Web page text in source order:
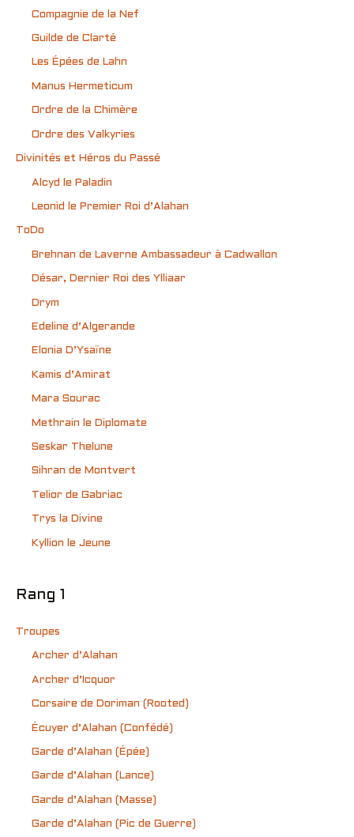
Compagnie de la Nef
Guilde de Clarté
Les Épées de Lahn
Manus Hermeticum
Ordre de la Chimère
Ordre des Valkyries
Divinités et Héros du Passé
Alcyd le Paladin
Leonid le Premier Roi d’Alahan
ToDo
Brehnan de Laverne Ambassadeur à Cadwallon
Désar, Dernier Roi des Ylliaar
Drym
Edeline d’Algerande
Elonia D’Ysaïne
Kamis d’Amirat
Mara Sourac
Methrain le Diplomate
Seskar Thelune
Sihran de Montvert
Telior de Gabriac
Trys la Divine
Kyllion le Jeune
Rang 1
Troupes
Archer d’Alahan
Archer d’Icquor
Corsaire de Doriman (Rooted)
Écuyer d’Alahan (Confédé)
Garde d’Alahan (Épée)
Garde d’Alahan (Lance)
Garde d’Alahan (Masse)
Garde d’Alahan (Pic de Guerre)